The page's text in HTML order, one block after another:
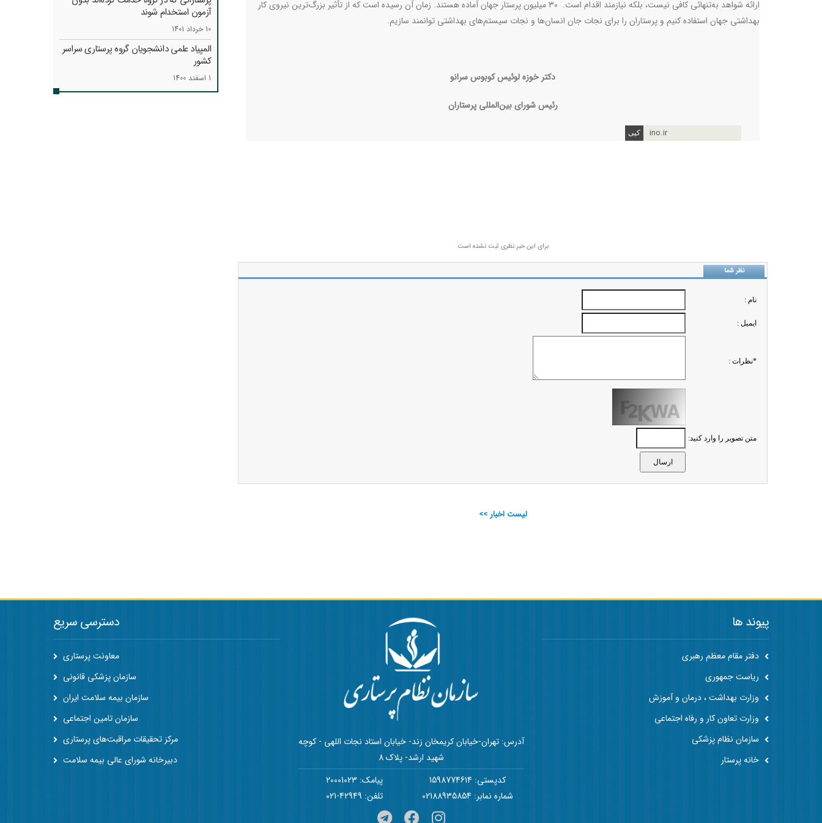
ارائه شواهد به‌تنهائی کافی نیست، بلکه نیازمند اقدام است. ۳۰ میلیون پرستار جهان آماده هستند. زمان آن رسیده است که از تأثیر بزرگ‌ترین نیروی کار
بهداشتی جهان استفاده کنیم و پرستاران را برای نجات جان انسان‌ها و نجات سیستم‌های بهداشتی توانمند سازیم.
دکتر خوزه لوئیس کوبوس سرانو
رئیس شورای بین‌المللی پرستاران
ino.ir
برای این خبر نظری ثبت نشده است
نظر شما
نام :
ايميل :
*نظرات :
متن تصویر را وارد کنید:
لیست اخبار >>
آزمون استخدام شوند
10 خرداد 1401
المپیاد علمی دانشجویان گروه پرستاری سراسر
کشور
1 اسفند 1400
پیوند ها
دفتر مقام معظم رهبری
ریاست جمهوری
وزارت بهداشت ، درمان و آموزش
وزارت تعاون کار و رفاه اجتماعی
سازمان نظام پزشکی
خانه پرستار
آدرس: تهران-خیابان کریمخان زند- خیابان استاد نجات اللهی - کوچه
شهید ارشد- پلاک 8
کدپستی: 1598774614
پیامک: 20001023
شماره نمابر: 02188935854
تلفن: 42949-021
دسترسی سریع
معاونت پرستاری
سازمان پزشکی قانونی
سازمان بیمه سلامت ایران
سازمان تامین اجتماعی
مرکز تحقیقات مراقبت‌های پرستاری
دبیرخانه شورای عالی بیمه سلامت